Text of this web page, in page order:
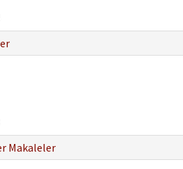
Makaleler